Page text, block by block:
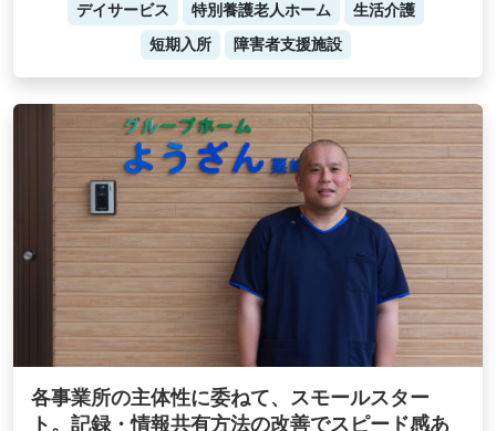
デイサービス 特別養護老人ホーム
生活介護
短期入所
障害者支援施設
各事業所の主体性に委ねて、スモールスター
ト。記録・情報共有方法の改善でスピード感あ